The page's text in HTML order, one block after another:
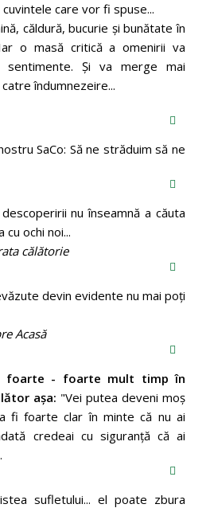
care vor fi spuse...
căldură, bucurie și bunătate în
o masă critică a omenirii va
sentimente. Și va merge mai
îndumnezeire...
SaCo: Să ne străduim să ne
nu înseamnă a căuta
ochi noi...
călătorie
devin evidente nu mai poți
Acasă
foarte - foarte mult timp în
aşa: "Vei putea deveni moş
fi foarte clar în minte că nu ai
credeai cu siguranţă că ai
sufletului... el poate zbura